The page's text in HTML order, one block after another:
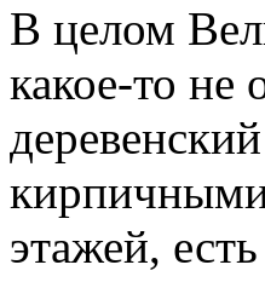
В целом
какое-то не
этажей,